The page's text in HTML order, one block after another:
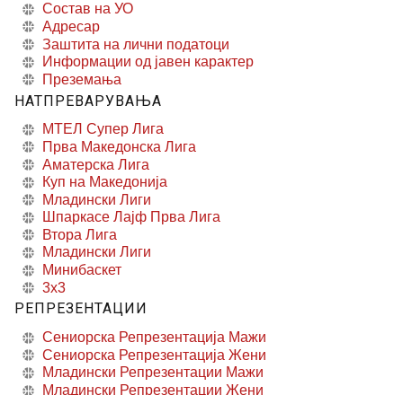
Состав на УО
Адресар
Заштита на лични податоци
Информации од јавен карактер
Преземања
НАТПРЕВАРУВАЊА
МТЕЛ Супер Лига
Прва Македонска Лига
Аматерска Лига
Куп на Македонија
Младински Лиги
Шпаркасе Лајф Прва Лига
Втора Лига
Младински Лиги
Минибаскет
3x3
РЕПРЕЗЕНТАЦИИ
Сениорска Репрезентација Мажи
Сениорска Репрезентација Жени
Младински Репрезентации Мажи
Младински Репрезентации Жени